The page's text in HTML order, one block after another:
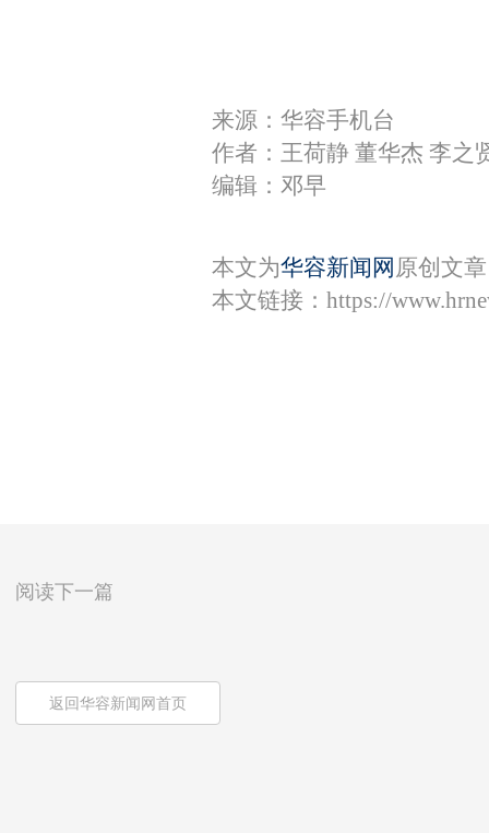
来源：华容手机台
作者：王荷静 董华杰 李之
编辑：邓早
本文为华容新闻网 原创文
本文链接： https://
阅读下一篇
返回华容新闻网首页